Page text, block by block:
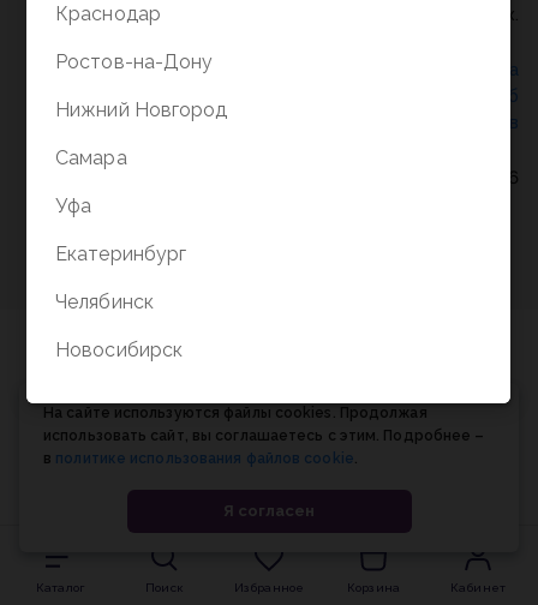
без перерыва и выходных.
Политика конфиденциальности
СОГЛАСИЕ на
Соглашение об
использовании cookie-файлов
© Планета книги, 1998-2026
Каталог Поиск Избранное Корзина Кабинет
На сайте используются файлы cookies. Продолжая
использовать сайт, вы соглашаетесь с этим. Подробнее –
в политике использования файлов cookie.
Я согласен
Краснодар
Ростов-на-Дону
Нижний Новгород
Самара
Уфа
Екатеринбург
Челябинск
Новосибирск